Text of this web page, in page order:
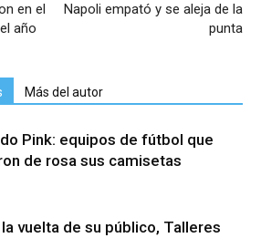
en el
año
Napoli empató y se aleja de la
punta
Más del autor
Pink: equipos de fútbol que
de rosa sus camisetas
la vuelta de su público, Talleres